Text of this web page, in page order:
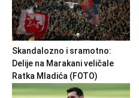
Skandalozno i sramotno:
Delije na Marakani veličale
Ratka Mladića (FOTO)